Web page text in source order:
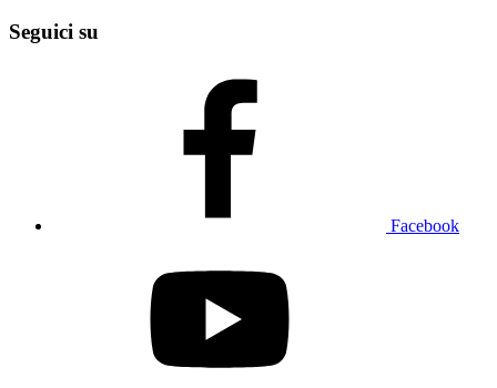
Seguici su
Facebook